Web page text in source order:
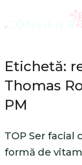
Etichetă:
Thomas
PM
TOP Ser facial
formă de